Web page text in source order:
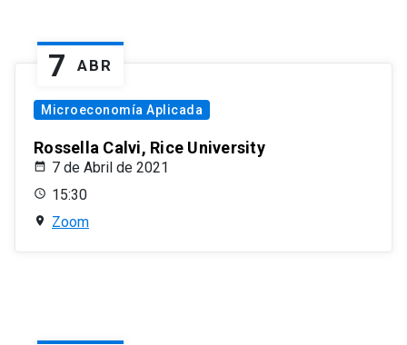
7 ABR
Microeconomía Aplicada
Rossella Calvi, Rice University
7 de Abril de 2021
15:30
Zoom